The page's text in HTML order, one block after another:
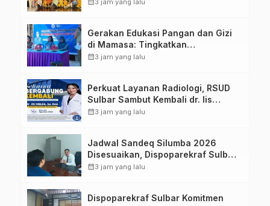
3 jam yang lalu
Gerakan Edukasi Pangan dan Gizi
di Mamasa: Tingkatkan
Pengetahuan dan Keterampilan
calendar_month3 jam yang lalu
Perkuat Layanan Radiologi, RSUD
Sulbar Sambut Kembali dr. Iis
Imelda, Sp.Rad
calendar_month3 jam yang lalu
Jadwal Sandeq Silumba 2026
Disesuaikan, Dispoparekraf Sulbar
Pastikan Persiapan Tetap
calendar_month3 jam yang lalu
Dispoparekraf Sulbar Komitmen